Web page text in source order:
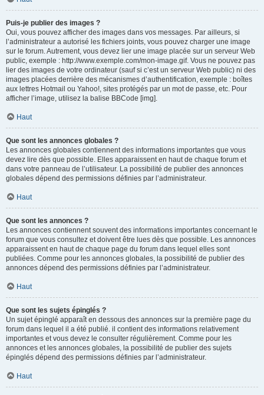
Puis-je publier des images ?
Oui, vous pouvez afficher des images dans vos messages. Par ailleurs, si
l’administrateur a autorisé les fichiers joints, vous pouvez charger une image
sur le forum. Autrement, vous devez lier une image placée sur un serveur Web
public, exemple : http://www.exemple.com/mon-image.gif. Vous ne pouvez pas
lier des images de votre ordinateur (sauf si c’est un serveur Web public) ni des
images placées derrière des mécanismes d’authentification, exemple : boîtes
aux lettres Hotmail ou Yahoo!, sites protégés par un mot de passe, etc. Pour
afficher l’image, utilisez la balise BBCode [img].
Haut
Que sont les annonces globales ?
Les annonces globales contiennent des informations importantes que vous
devez lire dès que possible. Elles apparaissent en haut de chaque forum et
dans votre panneau de l’utilisateur. La possibilité de publier des annonces
globales dépend des permissions définies par l’administrateur.
Haut
Que sont les annonces ?
Les annonces contiennent souvent des informations importantes concernant le
forum que vous consultez et doivent être lues dès que possible. Les annonces
apparaissent en haut de chaque page du forum dans lequel elles sont
publiées. Comme pour les annonces globales, la possibilité de publier des
annonces dépend des permissions définies par l’administrateur.
Haut
Que sont les sujets épinglés ?
Un sujet épinglé apparaît en dessous des annonces sur la première page du
forum dans lequel il a été publié. il contient des informations relativement
importantes et vous devez le consulter régulièrement. Comme pour les
annonces et les annonces globales, la possibilité de publier des sujets
épinglés dépend des permissions définies par l’administrateur.
Haut